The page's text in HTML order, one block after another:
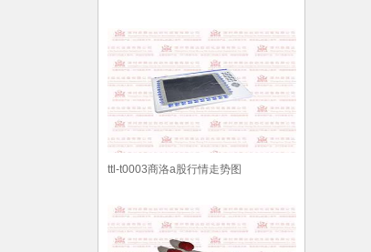
ttl-t0003商洛a股行情走势图